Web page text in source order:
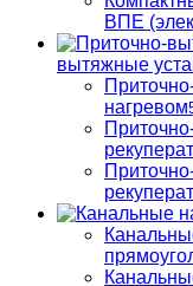
ВПЕ
вытяжные
нагревом